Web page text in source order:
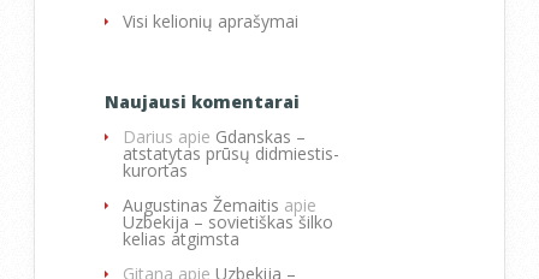
Visi kelionių aprašymai
Naujausi komentarai
Darius apie Gdanskas –
atstatytas prūsų didmiestis-
kurortas
Augustinas Žemaitis apie
Uzbekija – sovietiškas šilko
kelias atgimsta
Gitana apie Uzbekija –